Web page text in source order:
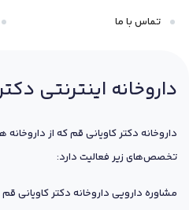
تماس با ما
داروخانه اینترنتی
داروخانه دکتر کاویانی قم که از
تخصص‌های زیر فعالیت دارد:
مشاوره دارویی داروخانه دکتر کاویانی قم